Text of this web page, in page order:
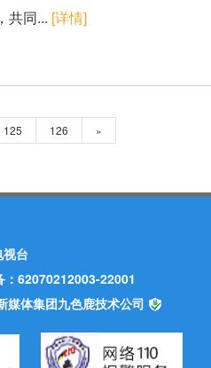
共同... [详情]
125 126 »
台
：62070212003-22001
媒体集团九色鹿技术公司